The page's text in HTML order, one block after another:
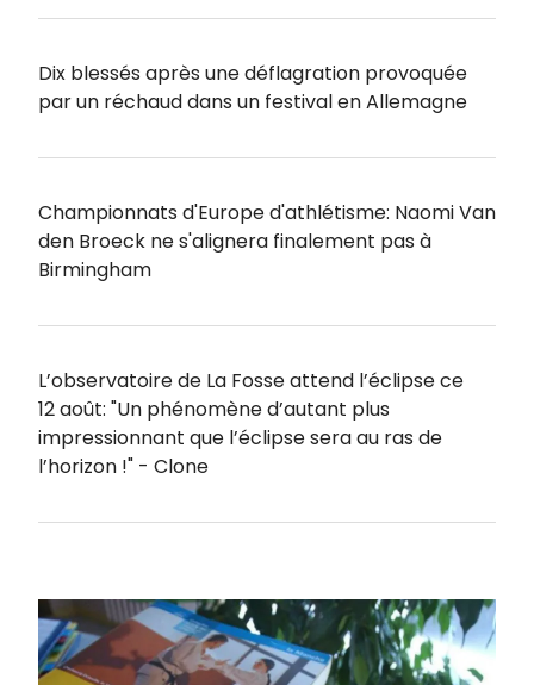
Dix blessés après une déflagration provoquée
par un réchaud dans un festival en Allemagne
Championnats d'Europe d'athlétisme: Naomi Van
den Broeck ne s'alignera finalement pas à
Birmingham
L’observatoire de La Fosse attend l’éclipse ce
12 août: "Un phénomène d’autant plus
impressionnant que l’éclipse sera au ras de
l’horizon !" - Clone